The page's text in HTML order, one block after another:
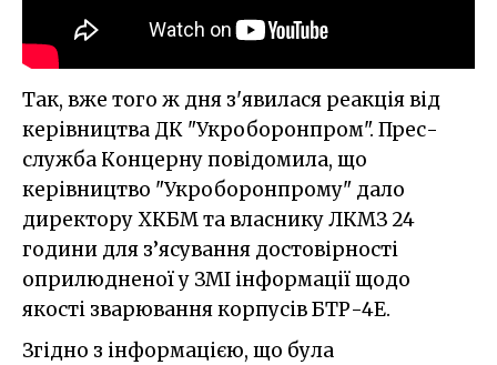
Так, вже того ж дня з'явилася реакція від
керівництва ДК "Укроборонпром". Прес-
служба Концерну повідомила, що
керівництво "Укроборонпрому" дало
директору ХКБМ та власнику ЛКМЗ 24
години для з’ясування достовірності
оприлюдненої у ЗМІ інформації щодо
якості зварювання корпусів БТР-4Е.
Згідно з інформацією, що була